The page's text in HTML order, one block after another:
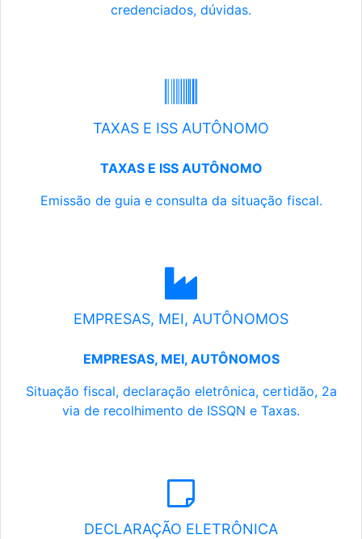
credenciados, dúvidas.
TAXAS E ISS AUTÔNOMO
TAXAS E ISS AUTÔNOMO
Emissão de guia e consulta da situação fiscal.
EMPRESAS, MEI, AUTÔNOMOS
EMPRESAS, MEI, AUTÔNOMOS
Situação fiscal, declaração eletrônica, certidão, 2a
via de recolhimento de ISSQN e Taxas.
DECLARAÇÃO ELETRÔNICA